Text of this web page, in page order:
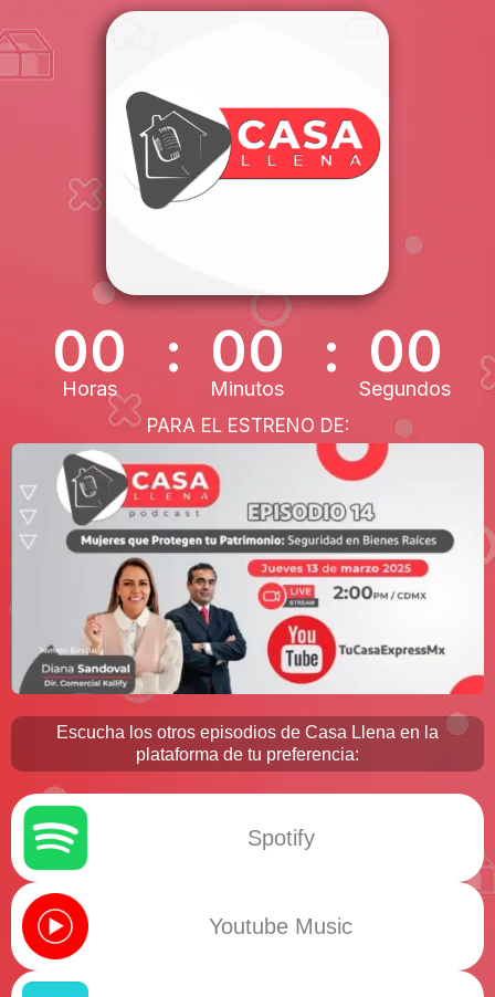
00
Horas
00
Minutos
00
Segundos
PARA EL ESTRENO DE:
Escucha los otros episodios de Casa Llena en la
plataforma de tu preferencia:
Spotify
Youtube Music